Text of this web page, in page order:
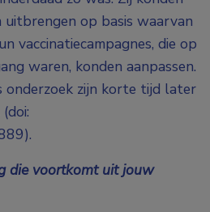
uitbrengen op basis waarvan
vaccinatiecampagnes, die op
waren, konden aanpassen.
onderzoek zijn korte tijd later
(doi:
die voortkomt uit jouw